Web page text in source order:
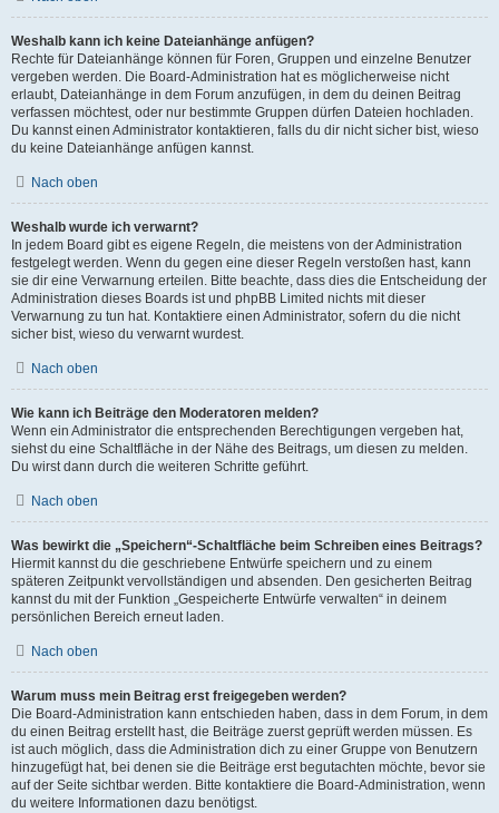
Weshalb kann ich keine Dateianhänge anfügen?
Rechte für Dateianhänge können für Foren, Gruppen und einzelne Benutzer
vergeben werden. Die Board-Administration hat es möglicherweise nicht
erlaubt, Dateianhänge in dem Forum anzufügen, in dem du deinen Beitrag
verfassen möchtest, oder nur bestimmte Gruppen dürfen Dateien hochladen.
Du kannst einen Administrator kontaktieren, falls du dir nicht sicher bist, wieso
du keine Dateianhänge anfügen kannst.
Nach oben
Weshalb wurde ich verwarnt?
In jedem Board gibt es eigene Regeln, die meistens von der Administration
festgelegt werden. Wenn du gegen eine dieser Regeln verstoßen hast, kann
sie dir eine Verwarnung erteilen. Bitte beachte, dass dies die Entscheidung der
Administration dieses Boards ist und phpBB Limited nichts mit dieser
Verwarnung zu tun hat. Kontaktiere einen Administrator, sofern du die nicht
sicher bist, wieso du verwarnt wurdest.
Nach oben
Wie kann ich Beiträge den Moderatoren melden?
Wenn ein Administrator die entsprechenden Berechtigungen vergeben hat,
siehst du eine Schaltfläche in der Nähe des Beitrags, um diesen zu melden.
Du wirst dann durch die weiteren Schritte geführt.
Nach oben
Was bewirkt die „Speichern“-Schaltfläche beim Schreiben eines Beitrags?
Hiermit kannst du die geschriebene Entwürfe speichern und zu einem
späteren Zeitpunkt vervollständigen und absenden. Den gesicherten Beitrag
kannst du mit der Funktion „Gespeicherte Entwürfe verwalten“ in deinem
persönlichen Bereich erneut laden.
Nach oben
Warum muss mein Beitrag erst freigegeben werden?
Die Board-Administration kann entschieden haben, dass in dem Forum, in dem
du einen Beitrag erstellt hast, die Beiträge zuerst geprüft werden müssen. Es
ist auch möglich, dass die Administration dich zu einer Gruppe von Benutzern
hinzugefügt hat, bei denen sie die Beiträge erst begutachten möchte, bevor sie
auf der Seite sichtbar werden. Bitte kontaktiere die Board-Administration, wenn
du weitere Informationen dazu benötigst.